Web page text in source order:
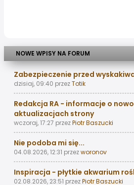
NOWE WPISY NA FORUM
Zabezpieczenie przed
dzisiaj, 09:40 przezTotik
Redakcja RA - informacje o
aktualizacjach strony
wczoraj, 17:27 przezPiotr Baszucki
Nie podoba mi się...
04.08.2026, 12:31 przezworonov
Inspiracja - płytkie akwarium
02.08.2026, 23:51 przezPiotr Baszucki